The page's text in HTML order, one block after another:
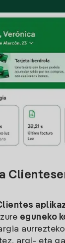
eguneko
argi- eta